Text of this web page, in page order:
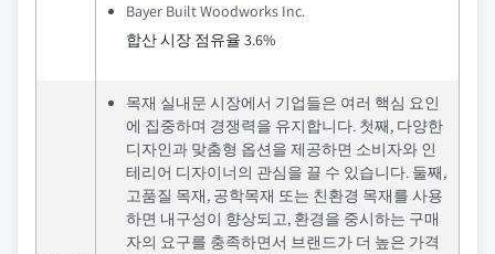
Bayer Built Woodworks Inc.
합산 시장 점유율 3.6%
목재 실내문 시장에서 기업들은 여러 핵심 요인
에 집중하며 경쟁력을 유지합니다. 첫째, 다양한
디자인과 맞춤형 옵션을 제공하면 소비자와 인
테리어 디자이너의 관심을 끌 수 있습니다. 둘째,
고품질 목재, 공학목재 또는 친환경 목재를 사용
하면 내구성이 향상되고, 환경을 중시하는 구매
자의 요구를 충족하면서 브랜드가 더 높은 가격